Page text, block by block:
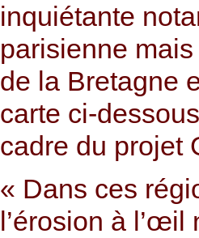
inquiétante
parisienne
de la Bretagne
carte ci-
cadre du projet
« Dans ces
l’érosion à